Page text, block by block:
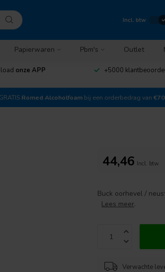
Incl. btw
Papierwaren Pbm's Outlet
onze APP +5000
Romed Alcoholfoam bij een orderbedrag van
44,46 Incl. btw
Buck oorhevel /
Lees meer.
Verwachte